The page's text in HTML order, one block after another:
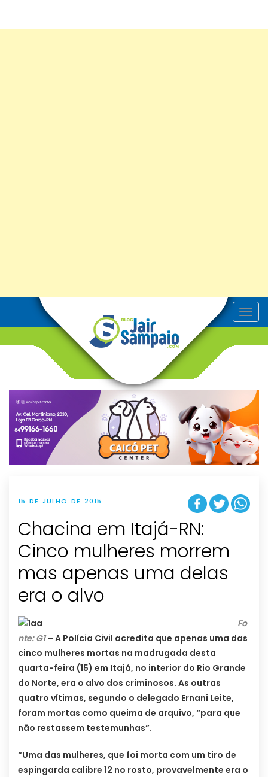
T
o
v
g
t
i
o
n
15 DE JULHO DE 2015
Chacina em Itajá-RN:
Cinco mulheres morrem
mas apenas uma delas
era o alvo
Fo
nte: G1– A Polícia Civil acredita que apenas uma das
cinco mulheres mortas na madrugada desta
quarta-feira (15) em Itajá, no interior do Rio Grande
do Norte, era o alvo dos criminosos. As outras
quatro vítimas, segundo o delegado Ernani Leite,
foram mortas como queima de arquivo, “para que
não restassem testemunhas”.
“Uma das mulheres, que foi morta com um tiro de
espingarda calibre 12 no rosto, provavelmente era o